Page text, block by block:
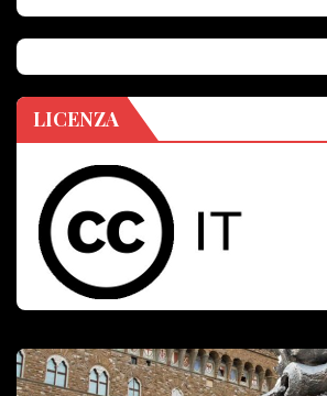
LICENZA